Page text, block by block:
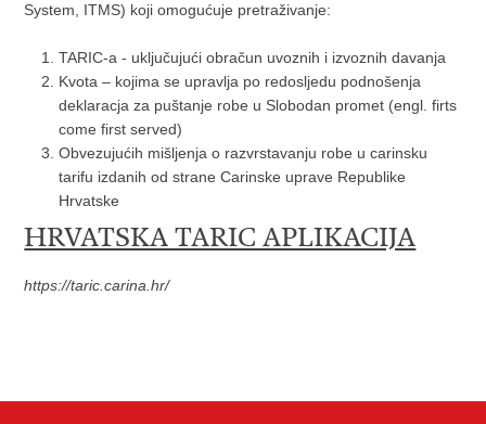
System, ITMS) koji omogućuje pretraživanje:
TARIC-a - uključujući obračun uvoznih i izvoznih davanja
Kvota – kojima se upravlja po redosljedu podnošenja
deklaracja za puštanje robe u Slobodan promet (engl. firts
come first served)
Obvezujućih mišljenja o razvrstavanju robe u carinsku
tarifu izdanih od strane Carinske uprave Republike
Hrvatske
HRVATSKA TARIC APLIKACIJA
https://taric.carina.hr/